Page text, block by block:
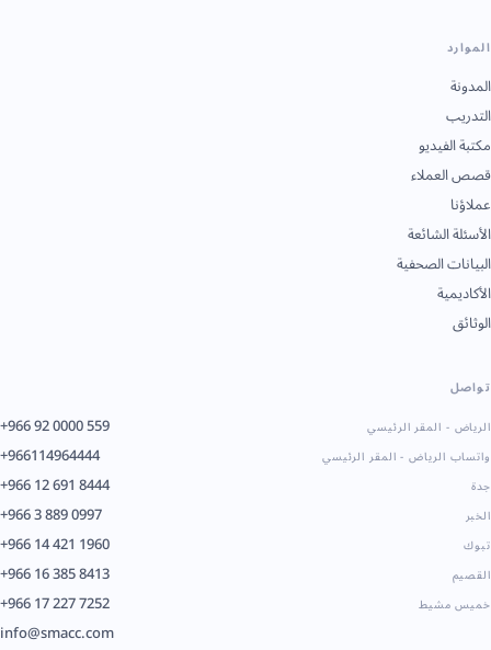
الموارد
المدونة
التدريب
مكتبة الفيديو
قصص العملاء
عملاؤنا
الأسئلة الشائعة
البيانات الصحفية
الأكاديمية
الوثائق
تواصل
+966 92 0000 559 الرياض - المقر الرئيسي
+966114964444 واتساب الرياض - المقر الرئيسي
+966 12 691 8444 جدة
+966 3 889 0997 الخبر
+966 14 421 1960 تبوك
+966 16 385 8413 القصيم
+966 17 227 7252 خميس مشيط
info@smacc.com